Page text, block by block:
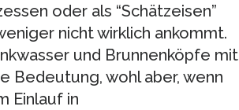
oder als “Schätzeisen”
nicht wirklich ankommt.
und Brunnenköpfe mit
Bedeutung, wohl aber, wenn
Einlauf in